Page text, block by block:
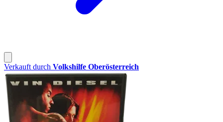
Verkauft durch Volkshilfe Oberösterreich